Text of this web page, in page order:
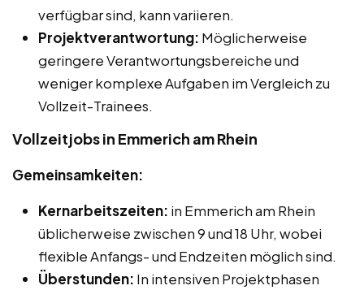
verfügbar sind, kann variieren.
Projektverantwortung: Möglicherweise
geringere Verantwortungsbereiche und
weniger komplexe Aufgaben im Vergleich zu
Vollzeit-Trainees.
Vollzeitjobs in Emmerich am Rhein
Gemeinsamkeiten:
Kernarbeitszeiten: in Emmerich am Rhein
üblicherweise zwischen 9 und 18 Uhr, wobei
flexible Anfangs- und Endzeiten möglich sind.
Überstunden: In intensiven Projektphasen